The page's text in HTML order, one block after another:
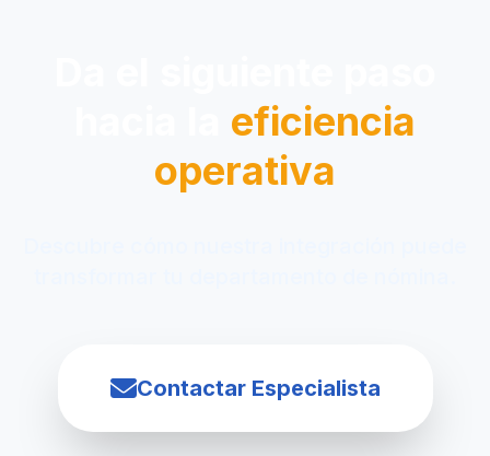
eficiencia
operativa
Contactar Especialista